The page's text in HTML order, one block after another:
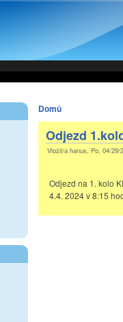
Domů
Odjezd
Vložil/a hanus, Po, 04/29/
Odjezd na 1. kolo
4.4. 2024 v 8:15